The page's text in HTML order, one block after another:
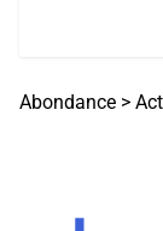
Abondance >